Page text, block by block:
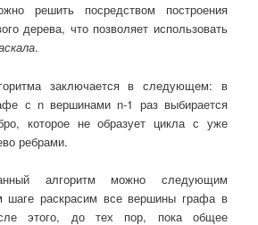
решить посредством построения
дерева, что позволяет использовать
.
заключается в следующем: в
с n вершинами n-1 раз выбирается
которое не образует цикла с уже
ребрами.
алгоритм можно следующим
шаге раскрасим все вершины графа в
этого, до тех пор, пока общее